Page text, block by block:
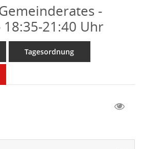
-
21:40 Uhr
Tagesordnung